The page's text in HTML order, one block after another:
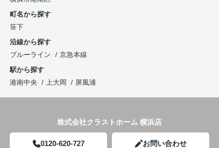
町名から探す
笹下
沿線から探す
ブルーライン
京急本線
駅から探す
港南中央
上大岡 屏風浦
株式会社クラストホーム 横浜店
0120-620-727 お問い合わせ